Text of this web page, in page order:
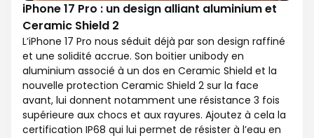
iPhone 17 Pro : un design alliant aluminium et
Ceramic Shield 2
L’iPhone 17 Pro nous séduit déjà par son design raffiné
et une solidité accrue. Son boitier unibody en
aluminium associé à un dos en Ceramic Shield et la
nouvelle protection Ceramic Shield 2 sur la face
avant, lui donnent notamment une résistance 3 fois
supérieure aux chocs et aux rayures. Ajoutez à cela la
certification IP68 qui lui permet de résister à l’eau en